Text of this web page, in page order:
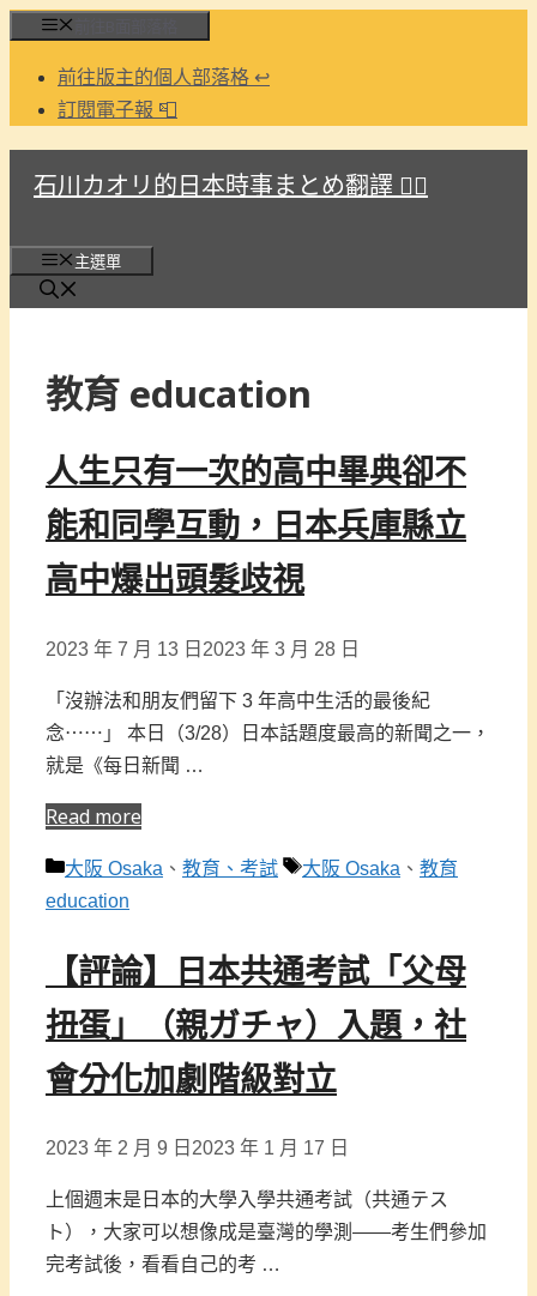
要
內
前往版主的個人部落格 ↩
訂閱電子報 📮
石川カオリ的日本時事まとめ翻譯 🏳️‍🌈
主選單
教育 education
人生只有一次的高中畢典卻不
能和同學互動，日本兵庫縣立
高中爆出頭髮歧視
2023 年 7 月 13 日 2023 年 3 月 28 日
「沒辦法和朋友們留下 3 年高中生活的最後紀
念⋯⋯」 本日（3/28）日本話題度最高的新聞之一，
就是《每日新聞 …
Read more
分
類
大阪 Osaka 、 教育、考試
標
大阪 Osaka 、 教育
education
【評論】日本共通考試「父母
扭蛋」（親ガチャ）入題，社
會分化加劇階級對立
2023 年 2 月 9 日 2023 年 1 月 17 日
上個週末是日本的大學入學共通考試（共通テス
ト），大家可以想像成是臺灣的學測——考生們參加
完考試後，看看自己的考 …